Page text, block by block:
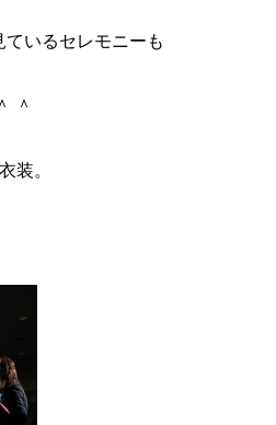
いるセレモニーも
＾
装。